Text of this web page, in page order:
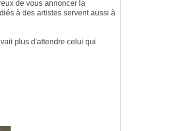
de vous annoncer la
à des artistes servent aussi à
plus d'attendre celui qui